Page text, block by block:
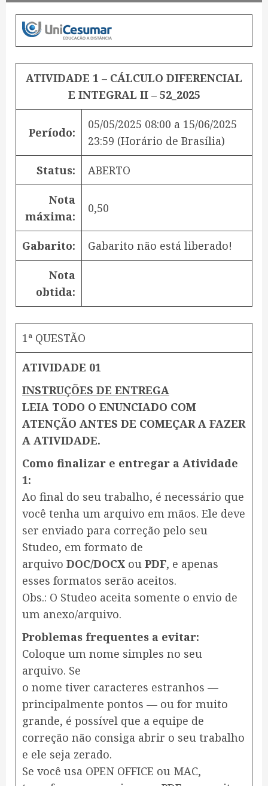
ATIVIDADE 1 – CÁLCULO DIFERENCIAL
E INTEGRAL II – 52_2025
Período:
05/05/2025 08:00 a 15/06/2025
23:59 (Horário de Brasília)
Status: ABERTO
Nota
máxima:
0,50
Gabarito: Gabarito não está liberado!
Nota
obtida:
1ª QUESTÃO
ATIVIDADE 01
INSTRUÇÕES DE ENTREGA
LEIA TODO O ENUNCIADO COM
ATENÇÃO ANTES DE COMEÇAR A FAZER
A ATIVIDADE.
Como finalizar e entregar a Atividade
1:
Ao final do seu trabalho, é necessário que
você tenha um arquivo em mãos. Ele deve
ser enviado para correção pelo seu
Studeo, em formato de
arquivo DOC/DOCX ou PDF, e apenas
esses formatos serão aceitos.
Obs.: O Studeo aceita somente o envio de
um anexo/arquivo.
Problemas frequentes a evitar:
Coloque um nome simples no seu
arquivo. Se
o nome tiver caracteres estranhos —
principalmente pontos — ou for muito
grande, é possível que a equipe de
correção não consiga abrir o seu trabalho
e ele seja zerado.
Se você usa OPEN OFFICE ou MAC,